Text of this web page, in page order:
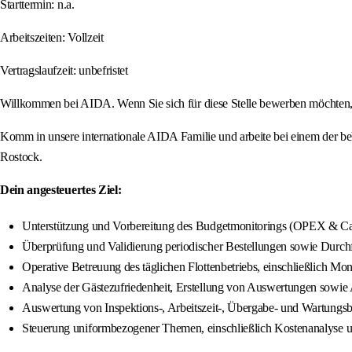
Starttermin: n.a.
Arbeitszeiten: Vollzeit
Vertragslaufzeit: unbefristet
Willkommen bei AIDA. Wenn Sie sich für diese Stelle bewerben
Komm in unsere internationale AIDA Familie und arbeite bei einem der
Rostock.
Dein angesteuertes Ziel:
Unterstützung und Vorbereitung des Budgetmonitorings (OPEX &
Überprüfung und Validierung periodischer Bestellungen sowie
Operative Betreuung des täglichen Flottenbetriebs, einschließlich
Analyse der Gästezufriedenheit, Erstellung von Auswertungen
Auswertung von Inspektions-, Arbeitszeit-, Übergabe- und
Steuerung uniformbezogener Themen, einschließlich Kostenanalyse